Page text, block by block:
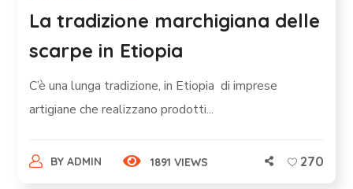
La tradizione marchigiana delle
scarpe in Etiopia
C’è una lunga tradizione, in Etiopia di imprese
artigiane che realizzano prodotti...
BY ADMIN 1891 VIEWS 270